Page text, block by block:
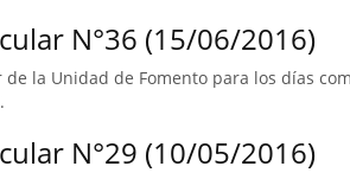
N°36 (15/06/2016)
de la Unidad de Fomento para los días
N°29 (10/05/2016)